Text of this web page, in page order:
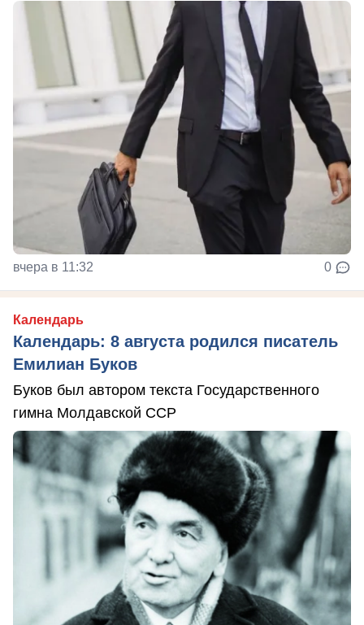
вчера в 11:32 0
Календарь
Календарь: 8 августа родился писатель
Емилиан Буков
Буков был автором текста Государственного
гимна Молдавской ССР